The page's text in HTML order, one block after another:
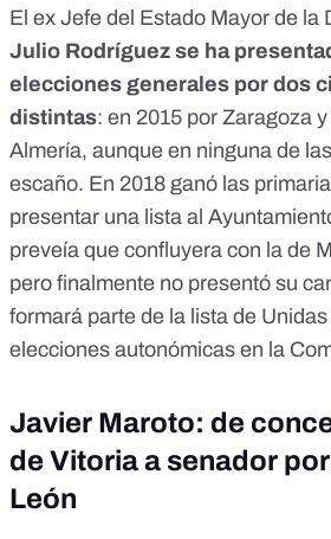
El ex Jefe del Estado Mayor de la
Julio Rodríguez se ha
elecciones generales por dos
distintas: en 2015 por Zaragoza y
Almería, aunque en ninguna de
escaño. En 2018 ganó las
presentar una lista al
preveía que confluyera con la de
pero finalmente no presentó su
formará parte de la lista de
elecciones autonómicas en la
Javier Maroto: de
de Vitoria a senador
León